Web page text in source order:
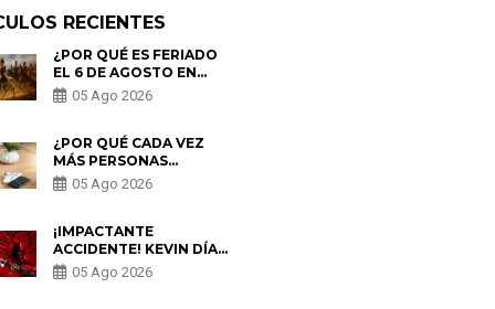
RECIENTES
¿POR QUÉ ES FERIADO
EL 6 DE AGOSTO EN
PERÚ? ESTA ES LA
HISTORIA
05 Ago 2026
¿POR QUÉ CADA VEZ
MÁS PERSONAS
UTILIZAN UNA VPN
PARA PROTEGER SU
05 Ago 2026
¡IMPACTANTE
ACCIDENTE! KEVIN DÍAZ
CAE DESDE OCHO
METROS EN “ESTO ES
05 Ago 2026